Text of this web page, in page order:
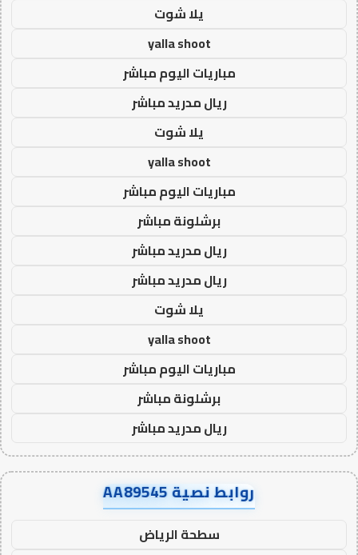
يلا شوت
yalla shoot
مباريات اليوم مباشر
ريال مدريد مباشر
يلا شوت
yalla shoot
مباريات اليوم مباشر
برشلونة مباشر
ريال مدريد مباشر
ريال مدريد مباشر
يلا شوت
yalla shoot
مباريات اليوم مباشر
برشلونة مباشر
ريال مدريد مباشر
روابط نصية AA89545
سطحة الرياض